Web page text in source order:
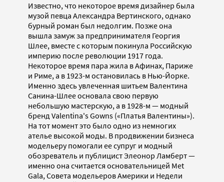
Известно, что некоторое время дизайнер была
музой певца Александра Вертинского, однако
бурный роман был недолгим. Позже она
вышла замуж за предпринимателя Георгия
Шлее, вместе с которым покинула Российскую
империю после революции 1917 года.
Некоторое время пара жила в Афинах, Париже
и Риме, а в 1923-м остановилась в Нью-Йорке.
Именно здесь увлеченная шитьем Валентина
Санина-Шлее основала свою первую
небольшую мастерскую, а в 1928-м — модный
бренд Valentina's Gowns («Платья Валентины»).
На тот момент это было одно из немногих
ателье высокой моды. В продвижении бизнеса
модельеру помогали ее супруг и модный
обозреватель и публицист Элеонор Ламберт —
именно она считается основательницей Met
Gala, Совета модельеров Америки и Недели